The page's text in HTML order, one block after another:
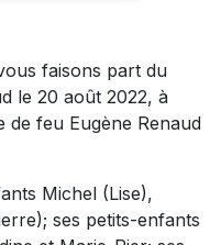
faisons part du
le 20 août 2022, à
de feu Eugène Renaud
Michel (Lise),
ses petits-enfants